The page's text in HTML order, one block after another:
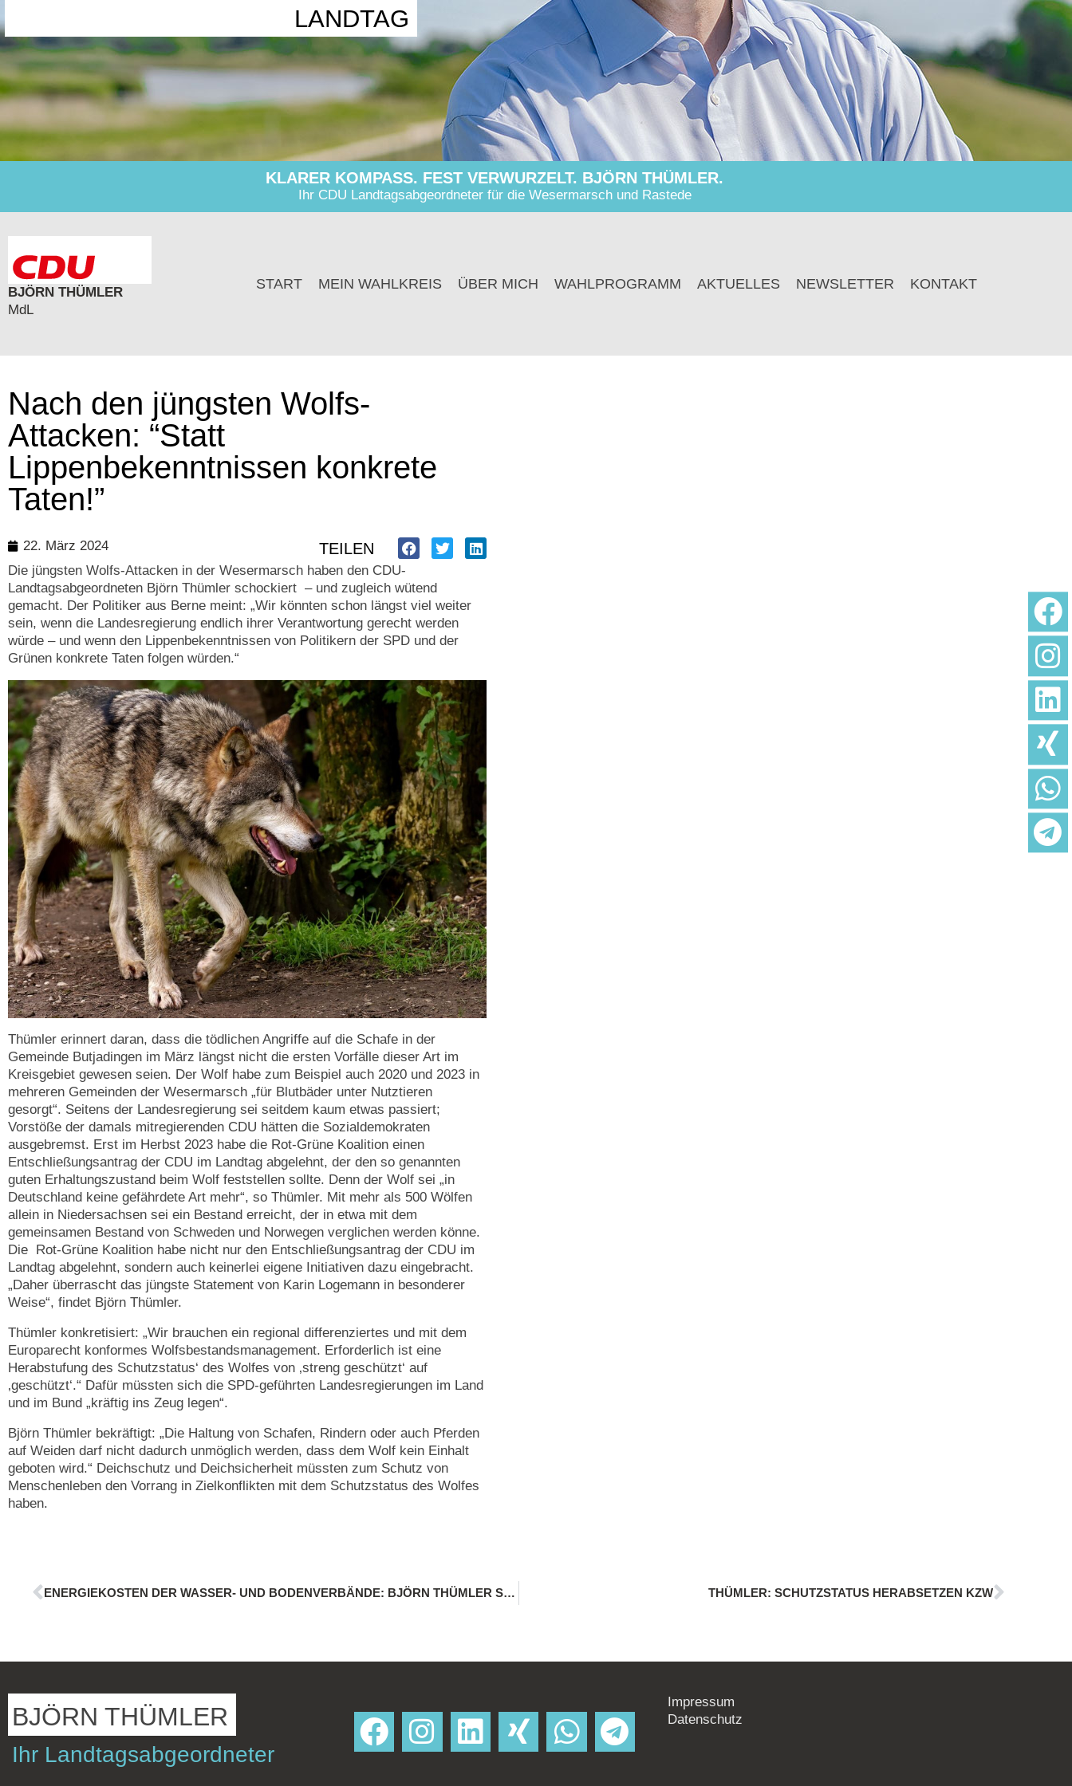
LANDTAG
KLARER KOMPASS. FEST VERWURZELT. BJÖRN THÜMLER.
Ihr CDU Landtagsabgeordneter für die Wesermarsch und Rastede
BJÖRN THÜMLER
MdL
START MEIN WAHLKREIS ÜBER MICH WAHLPROGRAMM AKTUELLES NEWSLETTER KONTAKT
Nach den jüngsten Wolfs-
Attacken: “Statt
Lippenbekenntnissen konkrete
Taten!”
22. März 2024 TEILEN
Die jüngsten Wolfs-Attacken in der Wesermarsch haben den CDU-
Landtagsabgeordneten Björn Thümler schockiert – und zugleich wütend
gemacht. Der Politiker aus Berne meint: „Wir könnten schon längst viel weiter
sein, wenn die Landesregierung endlich ihrer Verantwortung gerecht werden
würde – und wenn den Lippenbekenntnissen von Politikern der SPD und der
Grünen konkrete Taten folgen würden.“
Thümler erinnert daran, dass die tödlichen Angriffe auf die Schafe in der
Gemeinde Butjadingen im März längst nicht die ersten Vorfälle dieser Art im
Kreisgebiet gewesen seien. Der Wolf habe zum Beispiel auch 2020 und 2023 in
mehreren Gemeinden der Wesermarsch „für Blutbäder unter Nutztieren
gesorgt“. Seitens der Landesregierung sei seitdem kaum etwas passiert;
Vorstöße der damals mitregierenden CDU hätten die Sozialdemokraten
ausgebremst. Erst im Herbst 2023 habe die Rot-Grüne Koalition einen
Entschließungsantrag der CDU im Landtag abgelehnt, der den so genannten
guten Erhaltungszustand beim Wolf feststellen sollte. Denn der Wolf sei „in
Deutschland keine gefährdete Art mehr“, so Thümler. Mit mehr als 500 Wölfen
allein in Niedersachsen sei ein Bestand erreicht, der in etwa mit dem
gemeinsamen Bestand von Schweden und Norwegen verglichen werden könne.
Die Rot-Grüne Koalition habe nicht nur den Entschließungsantrag der CDU im
Landtag abgelehnt, sondern auch keinerlei eigene Initiativen dazu eingebracht.
„Daher überrascht das jüngste Statement von Karin Logemann in besonderer
Weise“, findet Björn Thümler.
Thümler konkretisiert: „Wir brauchen ein regional differenziertes und mit dem
Europarecht konformes Wolfsbestandsmanagement. Erforderlich ist eine
Herabstufung des Schutzstatus‘ des Wolfes von ‚streng geschützt‘ auf
‚geschützt‘.“ Dafür müssten sich die SPD-geführten Landesregierungen im Land
und im Bund „kräftig ins Zeug legen“.
Björn Thümler bekräftigt: „Die Haltung von Schafen, Rindern oder auch Pferden
auf Weiden darf nicht dadurch unmöglich werden, dass dem Wolf kein Einhalt
geboten wird.“ Deichschutz und Deichsicherheit müssten zum Schutz von
Menschenleben den Vorrang in Zielkonflikten mit dem Schutzstatus des Wolfes
haben.
ENERGIEKOSTEN DER WASSER- UND BODENVERBÄNDE: BJÖRN THÜMLER STELLT LANDTAGS-ANFRAGE THÜMLER: SCHUTZSTATUS HERABSETZEN KZW
BJÖRN THÜMLER
Ihr Landtagsabgeordneter
Impressum
Datenschutz